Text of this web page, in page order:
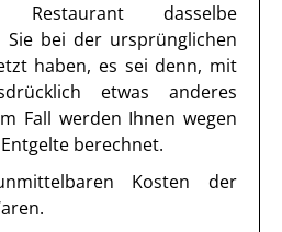
dasselbe
Sie bei der ursprünglichen
haben, es sei denn, mit
etwas anderes
Fall werden Ihnen wegen
berechnet.
Kosten der